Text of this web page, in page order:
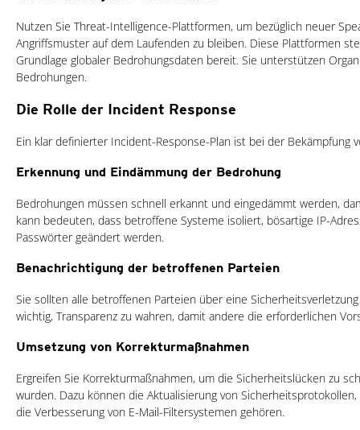
Nutzen Sie Threat-Intelligence-Plattformen, um bezüglich neuer
Angriffsmuster auf dem Laufenden zu bleiben. Diese Plattformen
Grundlage globaler Bedrohungsdaten bereit. Sie unterstützen
Bedrohungen.
Die Rolle der Incident Response
Ein klar definierter Incident-Response-Plan ist bei der Bekämpfung
Erkennung und Eindämmung der Bedrohung
Bedrohungen müssen schnell erkannt und eingedämmt werden,
kann bedeuten, dass betroffene Systeme isoliert, bösartige IP-
Passwörter geändert werden.
Benachrichtigung der betroffenen Parteien
Sie sollten alle betroffenen Parteien über eine
wichtig, Transparenz zu wahren, damit andere die erforderlichen
Umsetzung von Korrekturmaßnahmen
Ergreifen Sie Korrekturmaßnahmen, um die Sicherheitslücken zu
wurden. Dazu können die Aktualisierung von
die Verbesserung von E-Mail-Filtersystemen gehören.